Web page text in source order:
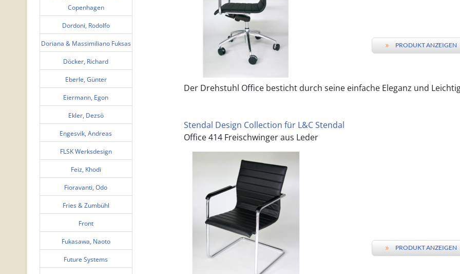
Copenhagen
Dordoni, Rodolfo
Doriana & Massimiliano Fuksas
Döcker, Richard
Eberle, Günter
Eiermann, Egon
Ekler, Dezsö
Engesvik, Andreas
FLSK Werksdesign
Feiz, Khodi
Fioravanti, Odo
Fries & Zumbühl
Front
Fukasawa, Naoto
Future Systems
» PRODUKT ANZEIGEN
Der Drehstuhl Office besticht durch seine einfache Eleganz und
Stendal Design Collection für L&C Stendal
Office 414 Freischwinger aus Leder
» PRODUKT ANZEIGEN